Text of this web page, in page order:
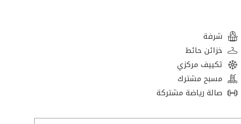
شرفة
خزائن حائط
تكييف مركزي
مسبح مشترك
صالة رياضة مشتركة